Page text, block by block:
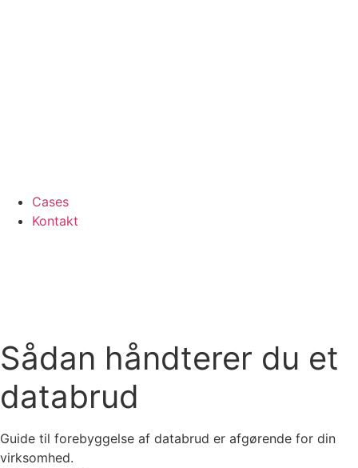
Cases
Kontakt
Sådan håndterer du et
databrud
Guide til forebyggelse af databrud er afgørende for din
virksomhed.